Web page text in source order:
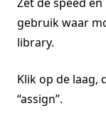
gebruik waar
library.
Klik op de laag,
“assign”.